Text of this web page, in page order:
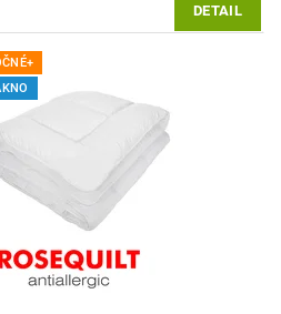
DETAIL